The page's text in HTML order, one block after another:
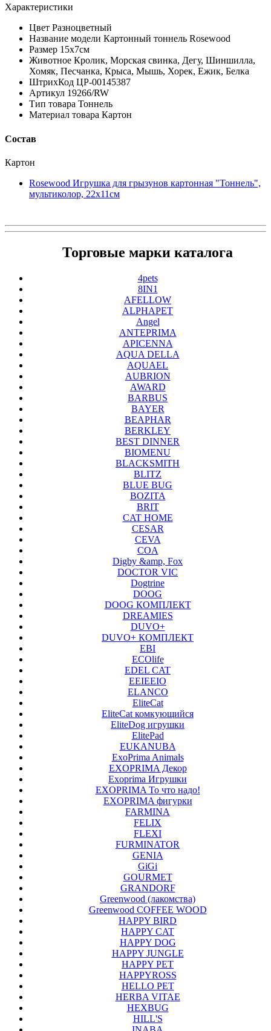
Характеристики
Цвет Разноцветный
Название модели Картонный тоннель Rosewood
Размер 15x7см
Животное Кролик, Морская свинка, Дегу, Шиншилла,
Хомяк, Песчанка, Крыса, Мышь, Хорек, Ежик, Белка
ШтрихКод ЦР-00145387
Артикул 19266/RW
Тип товара Тоннель
Материал товара Картон
Состав
Картон
Rosewood Игрушка для грызунов картонная "Тоннель",
мультиколор, 22х11см
Торговые марки каталога
4pets
8IN1
AFELLOW
ALPHAPET
Angel
ANTEPRIMA
APICENNA
AQUA DELLA
AQUAEL
AUBRION
AWARD
BARBUS
BAYER
BEAPHAR
BERKLEY
BEST DINNER
BIOMENU
BLACKSMITH
BLITZ
BLUE BUG
BOZITA
BRIT
CAT HOME
CESAR
CEVA
COA
Digby &amp, Fox
DOCTOR VIC
Dogtrine
DOOG
DOOG КОМПЛЕКТ
DREAMIES
DUVO+
DUVO+ КОМПЛЕКТ
EBI
ECOlife
EDEL CAT
EEIEEIO
ELANCO
EliteCat
EliteCat комкующийся
EliteDog игрушки
ElitePad
EUKANUBA
ExoPrima Animals
EXOPRIMA Декор
Exoprima Игрушки
EXOPRIMA То что надо!
EXOPRIMA фигурки
FARMINA
FELIX
FLEXI
FURMINATOR
GENIA
GiGi
GOURMET
GRANDORF
Greenwood (лакомства)
Greenwood COFFEE WOOD
HAPPY BIRD
HAPPY CAT
HAPPY DOG
HAPPY JUNGLE
HAPPY PET
HAPPYROSS
HELLO PET
HERBA VITAE
HEXBUG
HILL'S